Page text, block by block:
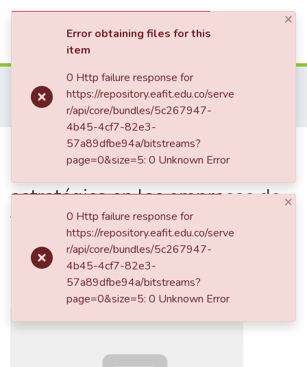
Communities & Collections
All of DSpace
Tesis de Grado
Escuela de Administración
Maestría en Administración - MBA (tesis)
Parámetros para desarrollar la planificación estratégica en las empresas de familia de tipo Pyme que desarrollan su negocio en el sector textil y de la confección en Colombia
Publication:Parámetros para
desarrollar la planificación
estratégica en las empresas de
familia de tipo Pyme que
desarrollan su negocio en el
sector textil y de la confección
en Colombia
×
Error obtaining files for this
item
0 Http failure response for
https://repository.eafit.edu.co/serve
r/api/core/bundles/5c267947-
4b45-4cf7-82e3-
57a89dfbe94a/bitstreams?
page=0&size=5: 0 Unknown Error
×
0 Http failure response for
https://repository.eafit.edu.co/serve
r/api/core/bundles/5c267947-
4b45-4cf7-82e3-
57a89dfbe94a/bitstreams?
page=0&size=5: 0 Unknown Error